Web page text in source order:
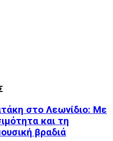
στο Λεωνίδιο: Με
και τη
βραδιά